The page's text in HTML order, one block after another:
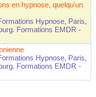
en hypnose, quelqu'un
Hypnose, Paris,
Formations EMDR -
Hypnose, Paris,
Formations EMDR -